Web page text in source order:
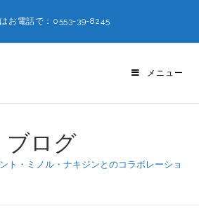
お電話で：0553-39-8245
メニュー
ブログ
ト・ミノル・ナキジンとのコラボレーショ